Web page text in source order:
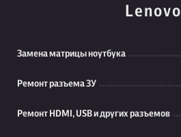
Lenovo
Замена матрицы ноутбука
Ремонт разъема ЗУ
Ремонт HDMI, USB и других разъемов